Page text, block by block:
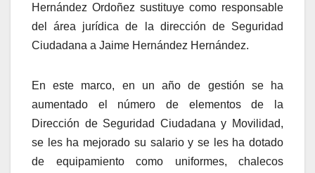
Hernández Ordoñez sustituye como responsable
del área jurídica de la dirección de Seguridad
Ciudadana a Jaime Hernández Hernández.
En este marco, en un año de gestión se ha
aumentado el número de elementos de la
Dirección de Seguridad Ciudadana y Movilidad,
se les ha mejorado su salario y se les ha dotado
de equipamiento como uniformes, chalecos